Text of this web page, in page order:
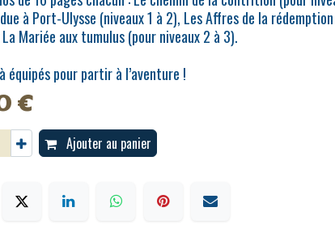
à Port-Ulysse (niveaux 1 à 2), Les Affres de la
Mariée aux tumulus (pour niveaux 2 à 3).
équipés pour partir à l’aventure !
€
Ajouter au panier